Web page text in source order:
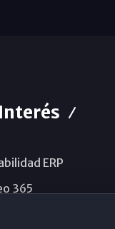
ERP
365